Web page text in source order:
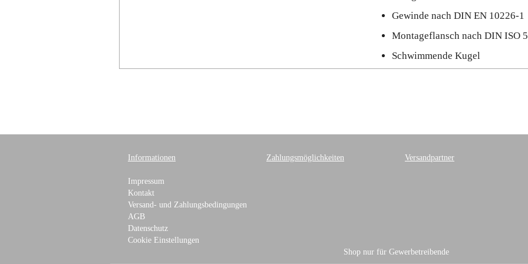
Gewinde nach DIN EN 10226-1
Montageflansch nach DIN ISO
Schwimmende Kugel
Informationen
Impressum
Kontakt
Versand- und Zahlungsbedingungen
AGB
Datenschutz
Cookie Einstellungen
Zahlungsmöglichkeiten Versandpartner
Shop nur für Gewerbetreibende